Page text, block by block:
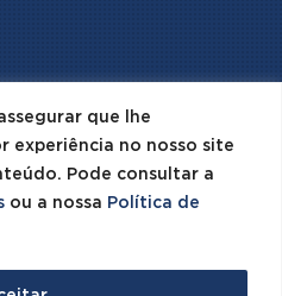
que lhe
experiência no nosso site
Pode consultar a
ou a nossa Política de